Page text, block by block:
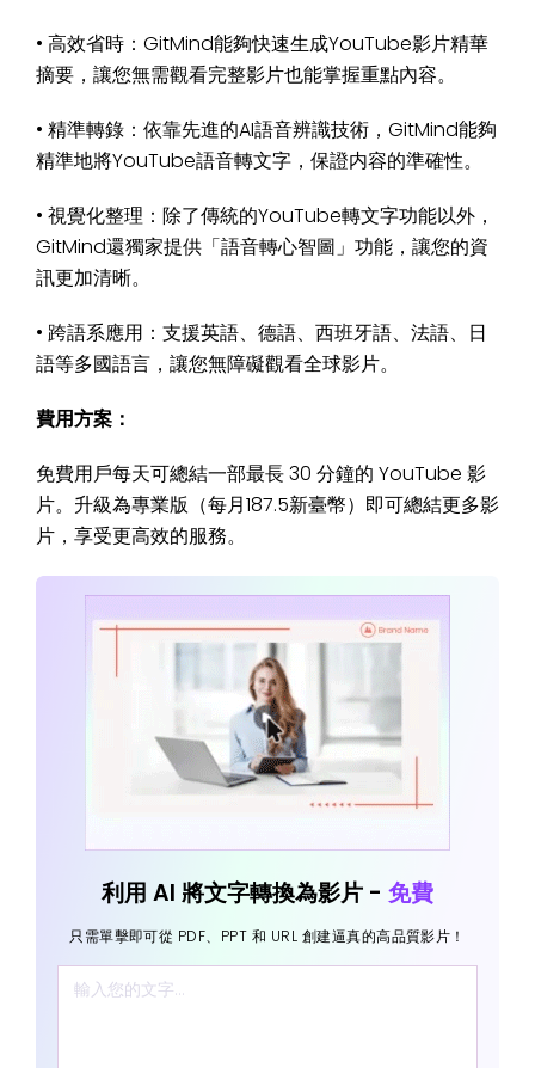
• 高效省時：GitMind能夠快速生成YouTube影片精華
摘要，讓您無需觀看完整影片也能掌握重點內容。
• 精準轉錄：依靠先進的AI語音辨識技術，GitMind能夠
精準地將YouTube語音轉文字，保證内容的準確性。
• 視覺化整理：除了傳統的YouTube轉文字功能以外，
GitMind還獨家提供「語音轉心智圖」功能，讓您的資
訊更加清晰。
• 跨語系應用：支援英語、德語、西班牙語、法語、日
語等多國語言，讓您無障礙觀看全球影片。
費用方案：
免費用戶每天可總結一部最長 30 分鐘的 YouTube 影
片。升級為專業版（每月187.5新臺幣）即可總結更多影
片，享受更高效的服務。
利用 AI 將文字轉換為影片 - 免費
只需單擊即可從 PDF、PPT 和 URL 創建逼真的高品質影片！